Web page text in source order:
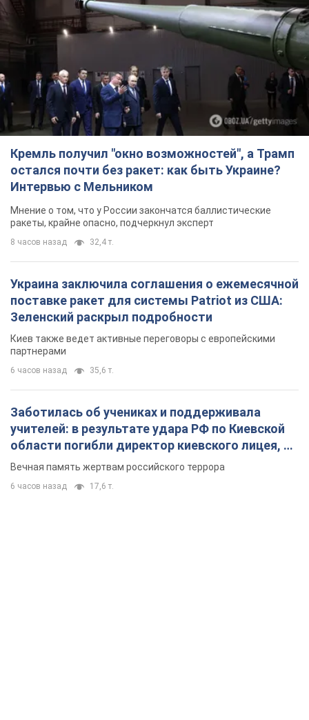
Кремль получил "окно возможностей", а Трамп
остался почти без ракет: как быть Украине?
Интервью с Мельником
Мнение о том, что у России закончатся баллистические
ракеты, крайне опасно, подчеркнул эксперт
8 часов назад 32,4 т.
Украина заключила соглашения о ежемесячной
поставке ракет для системы Patriot из США:
Зеленский раскрыл подробности
Киев также ведет активные переговоры с европейскими
партнерами
6 часов назад 35,6 т.
Заботилась об учениках и поддерживала
учителей: в результате удара РФ по Киевской
области погибли директор киевского лицея, её
муж и внук
Вечная память жертвам российского террора
6 часов назад 17,6 т.